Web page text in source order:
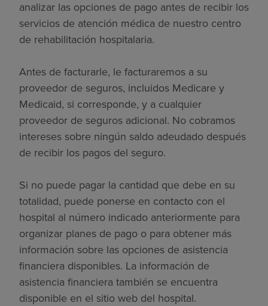
analizar las opciones de pago antes de recibir los
servicios de atención médica de nuestro centro
de rehabilitación hospitalaria.
Antes de facturarle, le facturaremos a su
proveedor de seguros, incluidos Medicare y
Medicaid, si corresponde, y a cualquier
proveedor de seguros adicional. No cobramos
intereses sobre ningún saldo adeudado después
de recibir los pagos del seguro.
Si no puede pagar la cantidad que debe en su
totalidad, puede ponerse en contacto con el
hospital al número indicado anteriormente para
organizar planes de pago o para obtener más
información sobre las opciones de asistencia
financiera disponibles. La información de
asistencia financiera también se encuentra
disponible en el sitio web del hospital.